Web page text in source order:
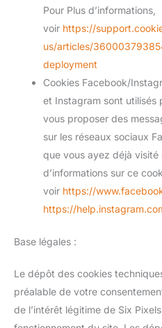
Pour Plus d’informations,
voir https://
us/articles/
deployment
Cookies Facebook/
et Instagram sont utilisés
vous proposer des
sur les réseaux sociaux
que vous ayez déjà visité
d’informations sur ce
voir https://
https://
Base légales :
Le dépôt des cookies
préalable de votre
de l’intérêt légitime de Six